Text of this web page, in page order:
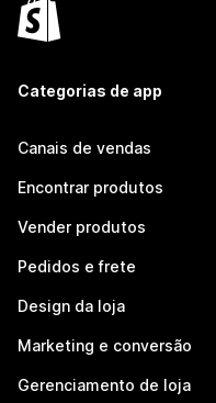
Categorias de app
Canais de vendas
Encontrar produtos
Vender produtos
Pedidos e frete
Design da loja
Marketing e conversão
Gerenciamento de loja